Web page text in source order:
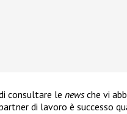
consultare le newsche vi
di lavoro è successo